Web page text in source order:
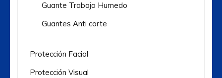
Guante Trabajo Humedo
Guantes Anti corte
Protección Facial
Protección Visual